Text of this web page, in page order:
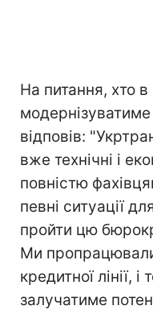
На питання, хто в
відповів:
вже технічні і
повністю
певні ситуації
пройти цю
Ми
кредитної лінії,
залучатиме